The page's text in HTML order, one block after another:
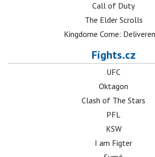
Call of Duty
The Elder Scrolls
Kingdome Come:
Fights.cz
UFC
Oktagon
Clash of The Stars
PFL
KSW
I am Figter